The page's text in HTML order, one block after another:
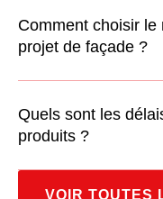
Comment choisir le
projet de façade ?
Quels sont les
produits ?
VOIR TOUTES